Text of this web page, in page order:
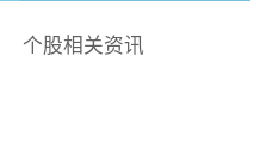
个股相关资讯